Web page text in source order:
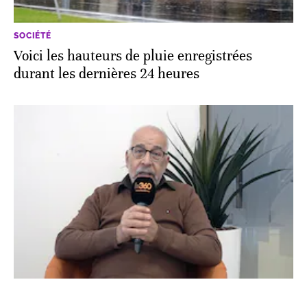
SOCIÉTÉ
Voici les hauteurs de pluie enregistrées
durant les dernières 24 heures